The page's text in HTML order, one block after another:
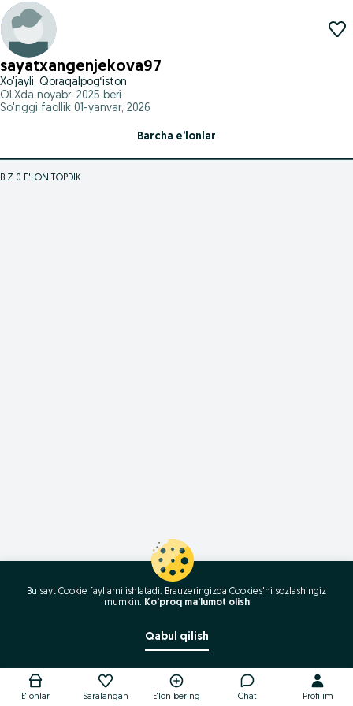
sayatxangenjekova97
Xo'jayli, Qoraqalpog‘iston
OLXda noyabr, 2025 beri
So'nggi faollik 01-yanvar, 2026
Barcha e’lonlar
BIZ 0 E'LON TOPDIK
E'lonlar Saralangan E'lon bering Chat Profilim
Bu sayt Cookie fayllarni ishlatadi. Brauzeringizda Cookies'ni sozlashingiz
mumkin. Ko'proq ma'lumot olish
Qabul qilish